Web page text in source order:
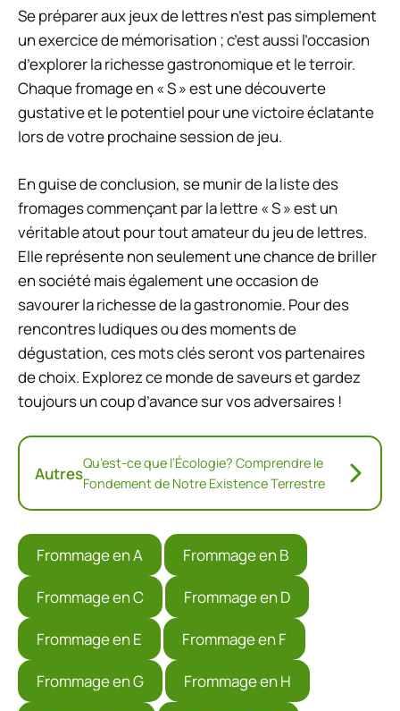
Se préparer aux jeux de lettres n’est pas simplement
un exercice de mémorisation ; c’est aussi l’occasion
d’explorer la richesse gastronomique et le terroir.
Chaque fromage en « S » est une découverte
gustative et le potentiel pour une victoire éclatante
lors de votre prochaine session de jeu.
En guise de conclusion, se munir de la liste des
fromages commençant par la lettre « S » est un
véritable atout pour tout amateur du jeu de lettres.
Elle représente non seulement une chance de briller
en société mais également une occasion de
savourer la richesse de la gastronomie. Pour des
rencontres ludiques ou des moments de
dégustation, ces mots clés seront vos partenaires
de choix. Explorez ce monde de saveurs et gardez
toujours un coup d’avance sur vos adversaires !
AutresQu’est-ce que l’Écologie? Comprendre le
Fondement de Notre Existence Terrestre
Frommage en A Frommage en B
Frommage en C Frommage en D
Frommage en E Frommage en F
Frommage en G Frommage en H